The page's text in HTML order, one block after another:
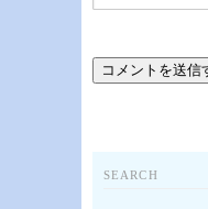
SEARCH